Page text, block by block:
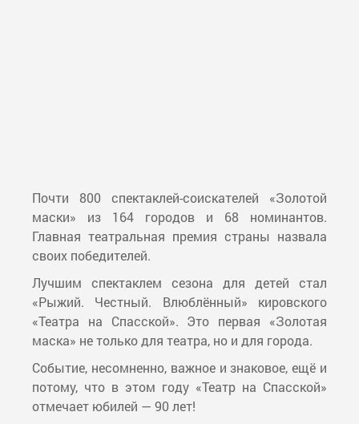
Почти 800 спектаклей-соискателей «Золотой
маски» из 164 городов и 68 номинантов.
Главная театральная премия страны назвала
своих победителей.
Лучшим спектаклем сезона для детей стал
«Рыжий. Честный. Влюблённый» кировского
«Театра на Спасской». Это первая «Золотая
маска» не только для театра, но и для города.
Событие, несомненно, важное и знаковое, ещё и
потому, что в этом году «Театр на Спасской»
отмечает юбилей — 90 лет!